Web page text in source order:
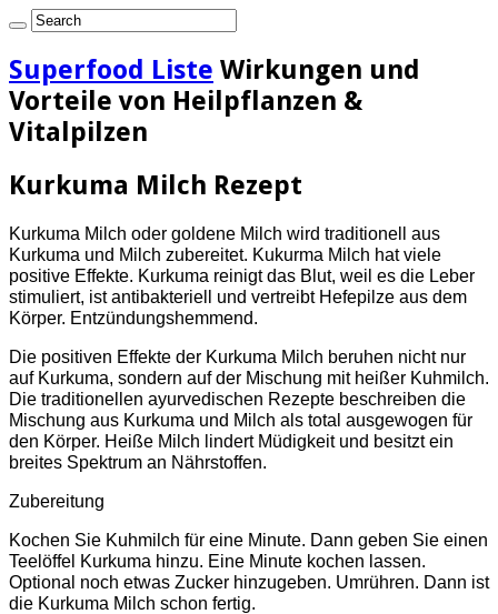
Superfood Liste Wirkungen und
Vorteile von Heilpflanzen &
Vitalpilzen
Kurkuma Milch Rezept
Kurkuma Milch oder goldene Milch wird traditionell aus
Kurkuma und Milch zubereitet. Kukurma Milch hat viele
positive Effekte. Kurkuma reinigt das Blut, weil es die Leber
stimuliert, ist antibakteriell und vertreibt Hefepilze aus dem
Körper. Entzündungshemmend.
Die positiven Effekte der Kurkuma Milch beruhen nicht nur
auf Kurkuma, sondern auf der Mischung mit heißer Kuhmilch.
Die traditionellen ayurvedischen Rezepte beschreiben die
Mischung aus Kurkuma und Milch als total ausgewogen für
den Körper. Heiße Milch lindert Müdigkeit und besitzt ein
breites Spektrum an Nährstoffen.
Zubereitung
Kochen Sie Kuhmilch für eine Minute. Dann geben Sie einen
Teelöffel Kurkuma hinzu. Eine Minute kochen lassen.
Optional noch etwas Zucker hinzugeben. Umrühren. Dann ist
die Kurkuma Milch schon fertig.